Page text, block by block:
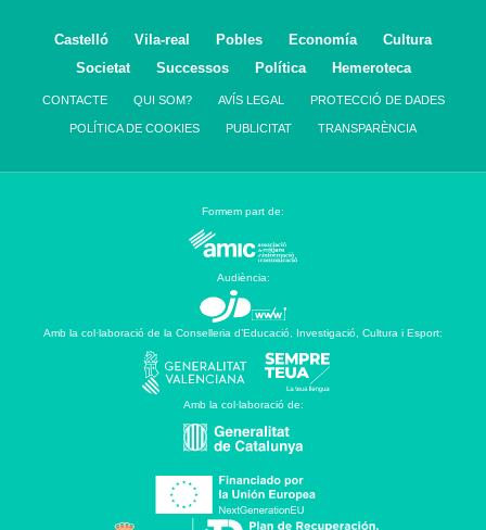
Castelló Vila-real Pobles Economía
Cultura
Societat
Successos Política Hemeroteca
CONTACTE QUI SOM? AVÍS LEGAL PROTECCIÓ DE DADES
POLÍTICA DE COOKIES PUBLICITAT TRANSPARÈNCIA
Formem part de:
Audiència:
Amb la col·laboració de la Conselleria d’Educació, Investigació, Cultura i Esport:
Amb la col·laboració de: